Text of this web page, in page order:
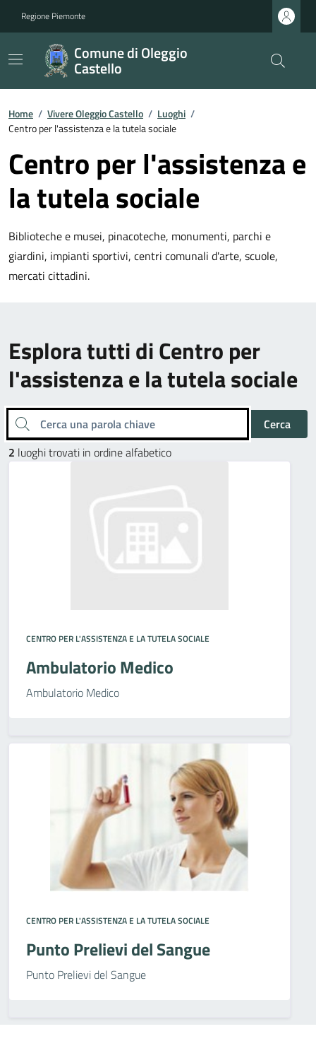
Regione Piemonte
Comune di Oleggio
Castello
Home / Vivere Oleggio Castello / Luoghi /
Centro per l'assistenza e la tutela sociale
Centro per l'assistenza e
la tutela sociale
Biblioteche e musei, pinacoteche, monumenti, parchi e
giardini, impianti sportivi, centri comunali d'arte, scuole,
mercati cittadini.
Esplora tutti di Centro per
l'assistenza e la tutela sociale
Cerca una parola chiave
Cerca
2 luoghi trovati in ordine alfabetico
CENTRO PER L'ASSISTENZA E LA TUTELA SOCIALE
Ambulatorio Medico
Ambulatorio Medico
CENTRO PER L'ASSISTENZA E LA TUTELA SOCIALE
Punto Prelievi del Sangue
Punto Prelievi del Sangue